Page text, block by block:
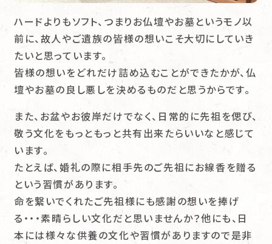
ハードよりもソフト、つまりお仏壇やお墓というモノ以
前に、故人やご遺族の皆様の想いこそ大切にしていき
たいと思っています。
皆様の想いをどれだけ詰め込むことができたかが、仏
壇やお墓の良し悪しを決めるものだと思うからです。
また、お盆やお彼岸だけでなく、日常的に先祖を偲び、
敬う文化をもっともっと共有出来たらいいなと感じて
います。
たとえば、婚礼の際に相手先のご先祖にお線香を贈る
という習慣があります。
命を繋いでくれたご先祖様にも感謝の想いを捧げ
る・・・素晴らしい文化だと思いませんか？他にも、日
本には様々な供養の文化や習慣がありますので是非